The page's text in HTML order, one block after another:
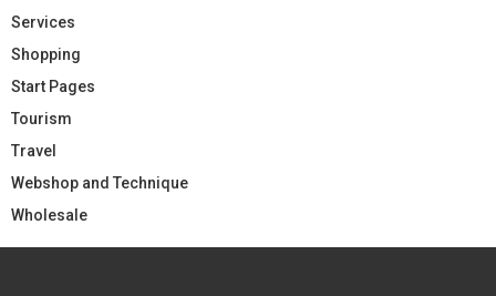
Services
Shopping
Start Pages
Tourism
Travel
Webshop and Technique
Wholesale